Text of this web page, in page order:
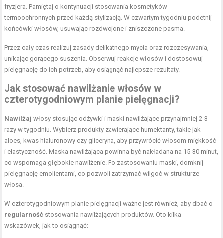
fryzjera. Pamiętaj o kontynuacji stosowania kosmetyków
termoochronnych przed każdą stylizacją. W czwartym tygodniu podetnij
końcówki włosów, usuwając rozdwojone i zniszczone pasma.
Przez cały czas realizuj zasady delikatnego mycia oraz rozczesywania,
unikając gorącego suszenia. Obserwuj reakcje włosów i dostosowuj
pielęgnację do ich potrzeb, aby osiągnąć najlepsze rezultaty.
Jak stosować nawilżanie włosów w
czterotygodniowym planie pielęgnacji?
Nawilżaj włosy stosując odżywki i maski nawilżające przynajmniej 2-3
razy w tygodniu. Wybierz produkty zawierające humektanty, takie jak
aloes, kwas hialuronowy czy gliceryna, aby przywrócić włosom miękkość
i elastyczność. Maska nawilżająca powinna być nakładana na 15-30 minut,
co wspomaga głębokie nawilżenie. Po zastosowaniu maski, domknij
pielęgnację emolientami, co pozwoli zatrzymać wilgoć w strukturze
włosa.
W czterotygodniowym planie pielęgnacji ważne jest również, aby dbać o
regularność stosowania nawilżających produktów. Oto kilka
wskazówek, jak to osiągnąć: